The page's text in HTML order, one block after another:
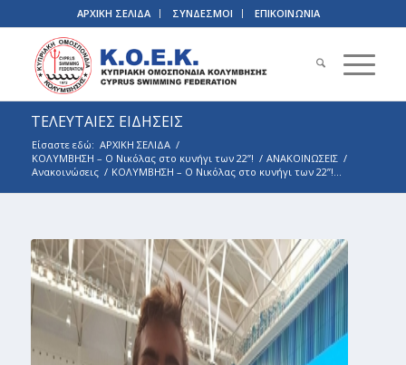
ΑΡΧΙΚΗ ΣΕΛΙΔΑ ΣΥΝΔΕΣΜΟΙ ΕΠΙΚΟΙΝΩΝΙΑ
ΤΕΛΕΥΤΑΙΕΣ ΕΙΔΗΣΕΙΣ
Είσαστε εδώ: ΑΡΧΙΚΗ ΣΕΛΙΔΑ /
ΚΟΛΥΜΒΗΣΗ – Ο Νικόλας στο κυνήγι των 22’’! / ΑΝΑΚΟΙΝΩΣΕΙΣ /
Ανακοινώσεις / ΚΟΛΥΜΒΗΣΗ – Ο Νικόλας στο κυνήγι των 22’’!...